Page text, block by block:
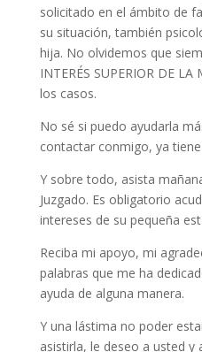
solicitado en el ámbito de
su situación, también
hija. No olvidemos que
INTERÉS SUPERIOR DE
los casos.
No sé si puedo ayudarla
contactar conmigo, ya
Y sobre todo, asista
Juzgado. Es obligatorio
intereses de su pequeña
Reciba mi apoyo, mi
palabras que me ha
ayuda de alguna manera.
Y una lástima no poder
asistirla, le deseo a usted y